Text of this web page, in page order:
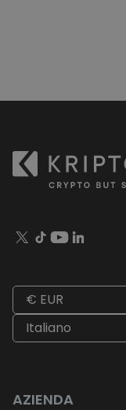
€ EUR
Italiano
AZIENDA